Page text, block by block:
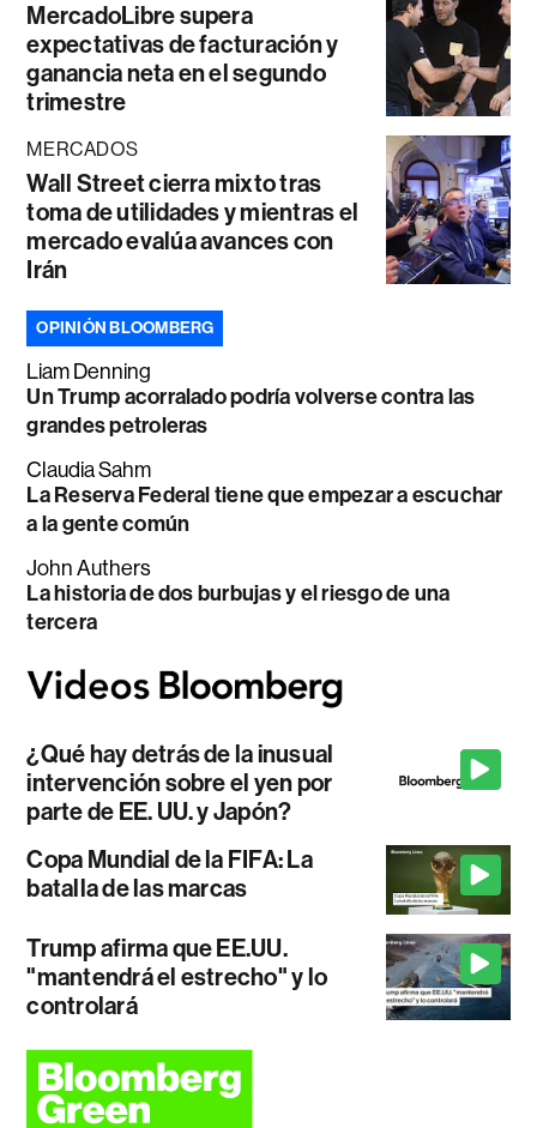
MercadoLibre supera
expectativas de facturación y
ganancia neta en el segundo
trimestre
MERCADOS
Wall Street cierra mixto tras
toma de utilidades y mientras el
mercado evalúa avances con
Irán
OPINIÓN BLOOMBERG
Liam Denning
Un Trump acorralado podría volverse contra las
grandes petroleras
Claudia Sahm
La Reserva Federal tiene que empezar a escuchar
a la gente común
John Authers
La historia de dos burbujas y el riesgo de una
tercera
¿Qué hay detrás de la inusual
intervención sobre el yen por
parte de EE. UU. y Japón?
Copa Mundial de la FIFA: La
batalla de las marcas
Trump afirma que EE.UU.
"mantendrá el estrecho" y lo
controlará